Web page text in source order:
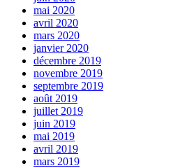
mai 2020
avril 2020
mars 2020
janvier 2020
décembre 2019
novembre 2019
septembre 2019
août 2019
juillet 2019
juin 2019
mai 2019
avril 2019
mars 2019